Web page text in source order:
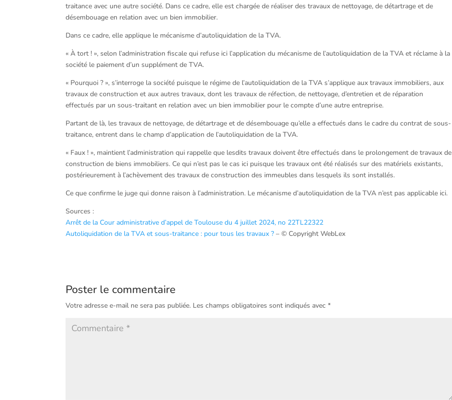
traitance avec une autre société. Dans ce cadre, elle est chargée de réaliser des travaux de nettoyage, de détartrage et de
désembouage en relation avec un bien immobilier.
Dans ce cadre, elle applique le mécanisme d’autoliquidation de la TVA.
« À tort ! », selon l’administration fiscale qui refuse ici l’application du mécanisme de l’autoliquidation de la TVA et réclame à la
société le paiement d’un supplément de TVA.
« Pourquoi ? », s’interroge la société puisque le régime de l’autoliquidation de la TVA s’applique aux travaux immobiliers, aux
travaux de construction et aux autres travaux, dont les travaux de réfection, de nettoyage, d’entretien et de réparation
effectués par un sous-traitant en relation avec un bien immobilier pour le compte d’une autre entreprise.
Partant de là, les travaux de nettoyage, de détartrage et de désembouage qu’elle a effectués dans le cadre du contrat de sous-
traitance, entrent dans le champ d’application de l’autoliquidation de la TVA.
« Faux ! », maintient l’administration qui rappelle que lesdits travaux doivent être effectués dans le prolongement de travaux de
construction de biens immobiliers. Ce qui n’est pas le cas ici puisque les travaux ont été réalisés sur des matériels existants,
postérieurement à l’achèvement des travaux de construction des immeubles dans lesquels ils sont installés.
Ce que confirme le juge qui donne raison à l’administration. Le mécanisme d’autoliquidation de la TVA n’est pas applicable ici.
Sources :
Arrêt de la Cour administrative d’appel de Toulouse du 4 juillet 2024, no 22TL22322
Autoliquidation de la TVA et sous-traitance : pour tous les travaux ? – © Copyright WebLex
Poster le commentaire
Votre adresse e-mail ne sera pas publiée. Les champs obligatoires sont indiqués avec*